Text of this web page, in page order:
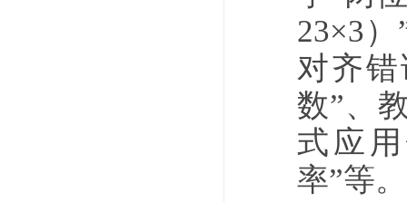
23×3
对齐
数”、
式应
率”等。